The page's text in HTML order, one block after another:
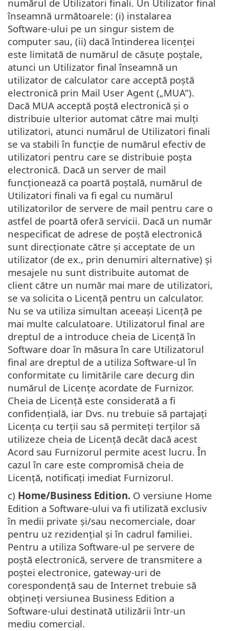
numărul de Utilizatori finali. Un Utilizator final
înseamnă următoarele: (i) instalarea
Software-ului pe un singur sistem de
computer sau, (ii) dacă întinderea licenței
este limitată de numărul de căsuțe poștale,
atunci un Utilizator final înseamnă un
utilizator de calculator care acceptă poștă
electronică prin Mail User Agent („MUA”).
Dacă MUA acceptă poștă electronică și o
distribuie ulterior automat către mai mulți
utilizatori, atunci numărul de Utilizatori finali
se va stabili în funcție de numărul efectiv de
utilizatori pentru care se distribuie poșta
electronică. Dacă un server de mail
funcționează ca poartă poștală, numărul de
Utilizatori finali va fi egal cu numărul
utilizatorilor de servere de mail pentru care o
astfel de poartă oferă servicii. Dacă un număr
nespecificat de adrese de poștă electronică
sunt direcționate către și acceptate de un
utilizator (de ex., prin denumiri alternative) și
mesajele nu sunt distribuite automat de
client către un număr mai mare de utilizatori,
se va solicita o Licență pentru un calculator.
Nu se va utiliza simultan aceeași Licență pe
mai multe calculatoare. Utilizatorul final are
dreptul de a introduce cheia de Licență în
Software doar în măsura în care Utilizatorul
final are dreptul de a utiliza Software-ul în
conformitate cu limitările care decurg din
numărul de Licențe acordate de Furnizor.
Cheia de Licență este considerată a fi
confidențială, iar Dvs. nu trebuie să partajați
Licența cu terții sau să permiteți terților să
utilizeze cheia de Licență decât dacă acest
Acord sau Furnizorul permite acest lucru. În
cazul în care este compromisă cheia de
Licență, notificați imediat Furnizorul.
c) Home/Business Edition. O versiune Home
Edition a Software-ului va fi utilizată exclusiv
în medii private și/sau necomerciale, doar
pentru uz rezidențial și în cadrul familiei.
Pentru a utiliza Software-ul pe servere de
poștă electronică, servere de transmitere a
poștei electronice, gateway-uri de
corespondență sau de Internet trebuie să
obțineți versiunea Business Edition a
Software-ului destinată utilizării într-un
mediu comercial.